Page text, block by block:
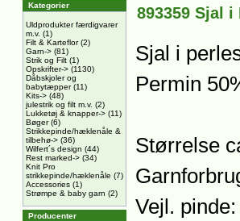
Kategorier
Uldprodukter færdigvarer
m.v. (1)
Filt & Karteflor(2)
Garn-> (81)
Strik og Filt (1)
Opskrifter-> (1130)
Dåbskjoler og
babytæpper(11)
Kits-> (48)
julestrik og filt m.v. (2)
Lukketøj & knapper-> (11)
Bøger(6)
Strikkepinde/hæklenåle &
tilbehø-> (36)
Wilfert´s design (44)
Rest marked-> (34)
Knit Pro
strikkepinde/hæklenåle (7)
Accessories (1)
Strømpe & baby garn (2)
Producenter
893359 Sjal
Sjal i
Permin
Størrelse
Vejl.